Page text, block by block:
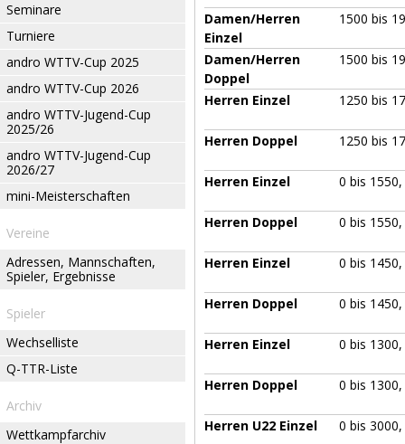
Seminare
Turniere
andro WTTV-Cup 2025
andro WTTV-Cup 2026
andro WTTV-Jugend-Cup
2025/26
andro WTTV-Jugend-Cup
2026/27
mini-Meisterschaften
Vereine
Adressen, Mannschaften,
Spieler, Ergebnisse
Spieler
Wechselliste
Q-TTR-Liste
Archiv
Wettkampfarchiv
Damen/Herren
Einzel
1500 bis
Damen/Herren
Doppel
1500 bis
Herren Einzel 1250 bis
Herren Doppel 1250 bis
Herren Einzel 0 bis
Herren Doppel 0 bis
Herren Einzel 0 bis
Herren Doppel 0 bis
Herren Einzel 0 bis
Herren Doppel 0 bis
Herren U22 Einzel 0 bis